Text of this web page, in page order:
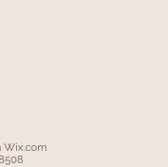
Wix.com